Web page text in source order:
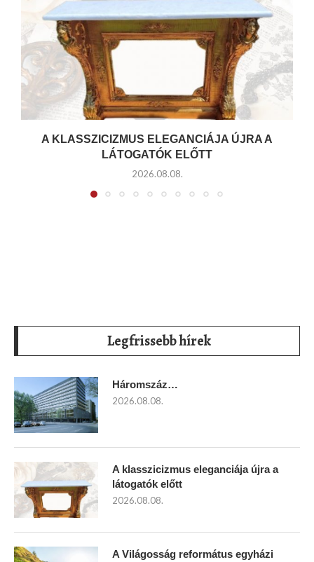
A KLASSZICIZMUS ELEGANCIÁJA ÚJRA A
LÁTOGATÓK ELŐTT
2026.08.08.
Legfrissebb hírek
Háromszáz…
2026.08.08.
A klasszicizmus eleganciája újra a
látogatók előtt
2026.08.08.
A Világosság református egyházi